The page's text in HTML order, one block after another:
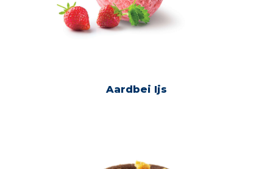
Aardbei Ijs